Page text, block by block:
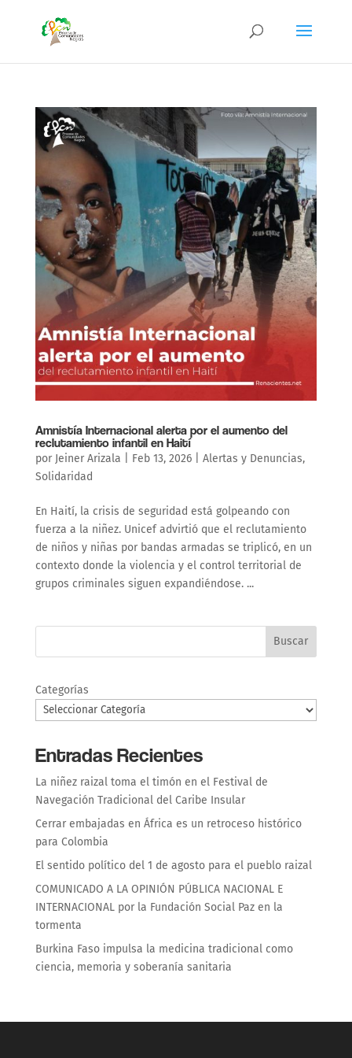
Amnistía Internacional alerta por el aumento del
reclutamiento infantil en Haití
por Jeiner Arizala Feb 13, 2026| Alertas y Denuncias,
Solidaridad
En Haití, la crisis de seguridad está golpeando con
fuerza a la niñez. Unicef advirtió que el reclutamiento
de niños y niñas por bandas armadas se triplicó, en un
contexto donde la violencia y el control territorial de
grupos criminales siguen expandiéndose. ...
Buscar
Categorías
Entradas Recientes
La niñez raizal toma el timón en el Festival de
Navegación Tradicional del Caribe Insular
Cerrar embajadas en África es un retroceso histórico
para Colombia
El sentido político del 1 de agosto para el pueblo raizal
COMUNICADO A LA OPINIÓN PÚBLICA NACIONAL E
INTERNACIONAL por la Fundación Social Paz en la
tormenta
Burkina Faso impulsa la medicina tradicional como
ciencia, memoria y soberanía sanitaria